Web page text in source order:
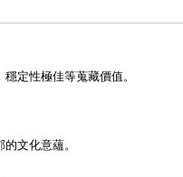
定性極佳等蒐藏價值。
文化意蘊。